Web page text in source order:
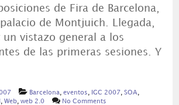
de Fira de Barcelona,
de Montjuich. Llegada,
un vistazo general a los
de las primeras sesiones. Y
Barcelona eventos IGC 2007 SOA
Web web 2.0 No Comments